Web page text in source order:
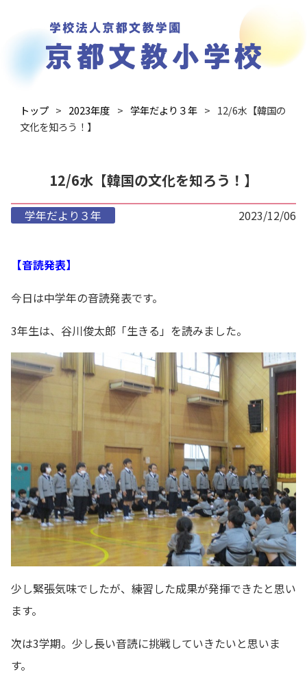
トップ 2023年度 学年だより３年
12/6水【韓国の
文化を知ろう！】
12/6水【韓国の文化を知ろう！】
学年だより３年 2023/12/06
【音読発表】
今日は中学年の音読発表です。
3年生は、谷川俊太郎「生きる」を読みました。
少し緊張気味でしたが、練習した成果が発揮できたと思い
ます。
次は3学期。少し長い音読に挑戦していきたいと思いま
す。